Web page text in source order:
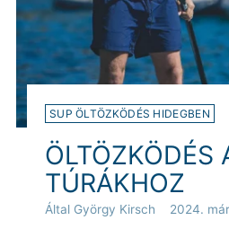
SUP ÖLTÖZKÖDÉS HIDEGBEN
ÖLTÖZKÖDÉS
TÚRÁKHOZ
Által György Kirsch 2024.